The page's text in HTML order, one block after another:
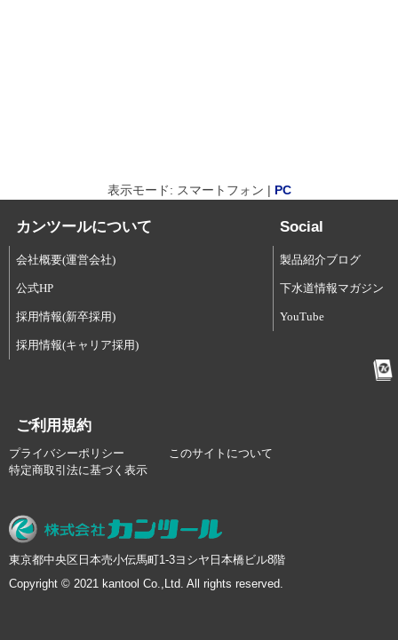
表示モード: スマートフォン | PC
カンツールについて
会社概要(運営会社)
公式HP
採用情報(新卒採用)
採用情報(キャリア採用)
Social
製品紹介ブログ
下水道情報マガジン
YouTube
ご利用規約
プライバシーポリシー
このサイトについて
特定商取引法に基づく表示
東京都中央区日本売小伝馬町1-3ヨシヤ日本橋ビル8階
Copyright © 2021 kantool Co.,Ltd. All rights reserved.